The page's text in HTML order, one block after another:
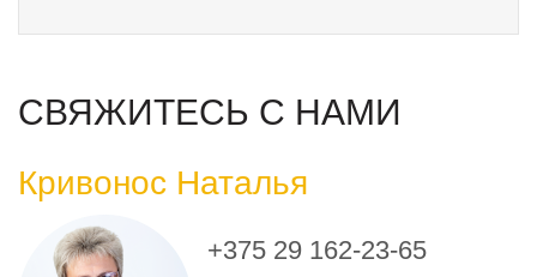
СВЯЖИТЕСЬ С НАМИ
Кривонос Наталья
+375 29 162-23-65